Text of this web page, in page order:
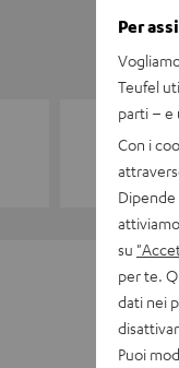
USB-
Per
Teufel
parti – e
Con i
Dipende
su
per te.
dati nei
Puoi